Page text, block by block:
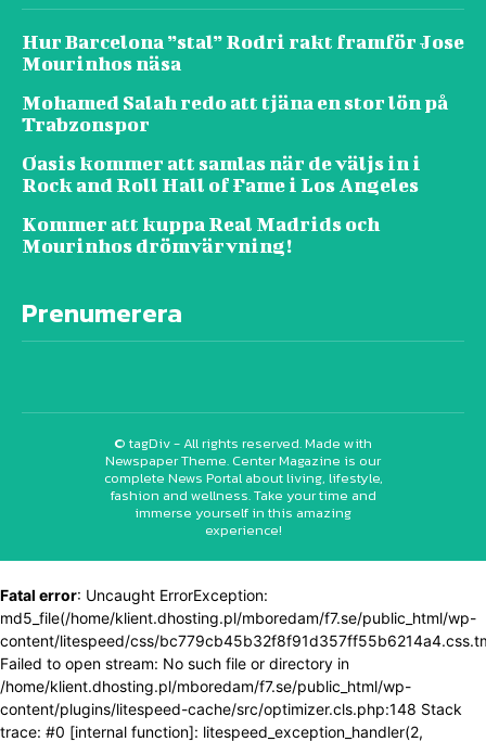
Hur Barcelona ”stal” Rodri rakt framför Jose
Mourinhos näsa
Mohamed Salah redo att tjäna en stor lön på
Trabzonspor
Oasis kommer att samlas när de väljs in i
Rock and Roll Hall of Fame i Los Angeles
Kommer att kuppa Real Madrids och
Mourinhos drömvärvning!
Prenumerera
© tagDiv - All rights reserved. Made with
Newspaper Theme. Center Magazine is our
complete News Portal about living, lifestyle,
fashion and wellness. Take your time and
immerse yourself in this amazing
experience!
Fatal error: Uncaught ErrorException:
md5_file(/home/klient.dhosting.pl/mboredam/f7.se/public_html/wp-
content/litespeed/css/
Failed to open stream: No such file or directory in
/home/klient.dhosting.pl/mboredam/f7.se/public_html/wp-
content/plugins/litespeed-cache/src/optimizer.cls.php:148 Stack
trace: #0 [internal function]: litespeed_exception_handler(2,